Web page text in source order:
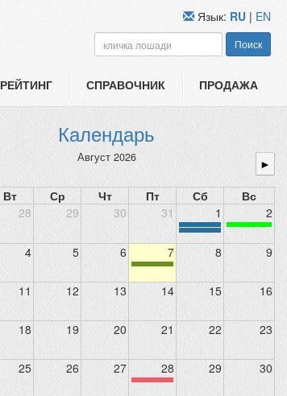
РЕЙТИНГ СПРАВОЧНИК ПРОДАЖА
Язык: RU | EN
Поиск
Календарь
Август 2026
►
Вт Ср Чт Пт Сб
Вс
28 29 30 31 1 2
4 5 6 7 8 9
11 12 13 14 15 16
18 19 20 21 22 23
25 26 27 28 29 30